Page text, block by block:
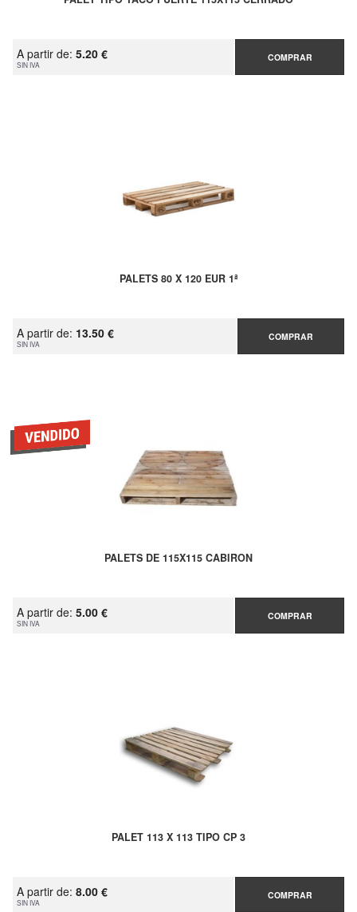
A partir de: 5.20 €
SIN IVA
COMPRAR
PALETS 80 X 120 EUR 1ª
A partir de: 13.50 €
SIN IVA
COMPRAR
PALETS DE 115X115 CABIRON
A partir de: 5.00 €
SIN IVA
COMPRAR
PALET 113 X 113 TIPO CP 3
A partir de: 8.00 €
SIN IVA
COMPRAR